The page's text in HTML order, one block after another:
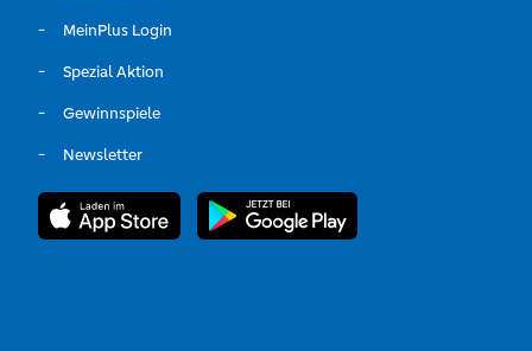
MeinPlus Login
Spezial Aktion
Gewinnspiele
Newsletter